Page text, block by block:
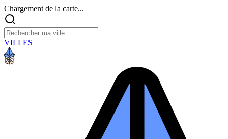
Chargement de la carte...
VILLES